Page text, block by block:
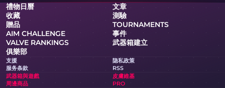
禮物日曆
文章
收藏
測驗
贈品
TOURNAMENTS
AIM CHALLENGE
事件
VALVE RANKINGS
武器箱建立
俱樂部
支援
隐私政策
服务条款
RSS
武器箱與遊戲
皮膚維基
周邊商品
PRO